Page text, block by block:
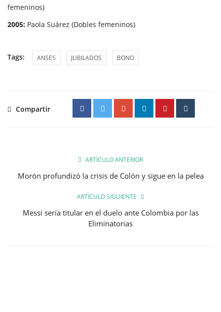
femeninos)
2005: Paola Suárez (Dobles femeninos)
Tags: ANSES JUBILADOS BONO
Compartir
ARTÍCULO ANTERIOR
Morón profundizó la crisis de Colón y sigue en la pelea
ARTÍCULO SIGUIENTE
Messi sería titular en el duelo ante Colombia por las
Eliminatorias